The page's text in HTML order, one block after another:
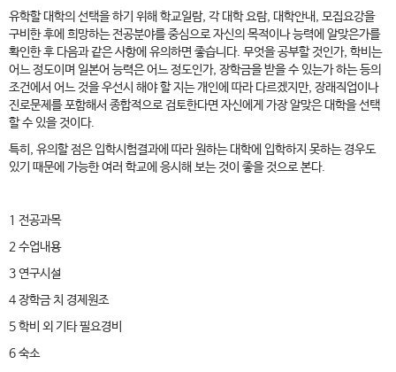
유학할 대학의 선택을 하기 위해 학교일람, 각 대학 요람, 대학안내, 모집요강을
구비한 후에 희망하는 전공분야를 중심으로 자신의 목적이나 능력에 알맞은가를
확인한 후 다음과 같은 사항에 유의하면 좋습니다. 무엇을 공부할 것인가, 학비는
어느 정도이며 일본어 능력은 어느 정도인가, 장학금을 받을 수 있는가 하는 등의
조건에서 어느 것을 우선시 해야 할 지는 개인에 따라 다르겠지만, 장래직업이나
진로문제를 포함해서 종합적으로 검토한다면 자신에게 가장 알맞은 대학을 선택
할 수 있을 것이다.
특히, 유의할 점은 입학시험결과에 따라 원하는 대학에 입학하지 못하는 경우도
있기 때문에 가능한 여러 학교에 응시해 보는 것이 좋을 것으로 본다.
1 전공과목
2 수업내용
3 연구시설
4 장학금 치 경제원조
5 학비 외 기타 필요경비
6 숙소